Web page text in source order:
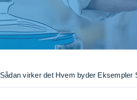
Sådan virker det Hvem byder Eksempler